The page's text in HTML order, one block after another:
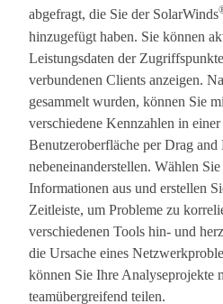
abgefragt, die Sie der SolarWinds
hinzugefügt haben. Sie können
Leistungsdaten der
verbundenen Clients anzeigen.
gesammelt wurden, können Sie
verschiedene Kennzahlen in
Benutzeroberfläche per Drag and
nebeneinanderstellen. Wählen
Informationen aus und erstellen
Zeitleiste, um Probleme zu
verschiedenen Tools hin- und
die Ursache eines
können Sie Ihre Analyseprojekte
teamübergreifend teilen.